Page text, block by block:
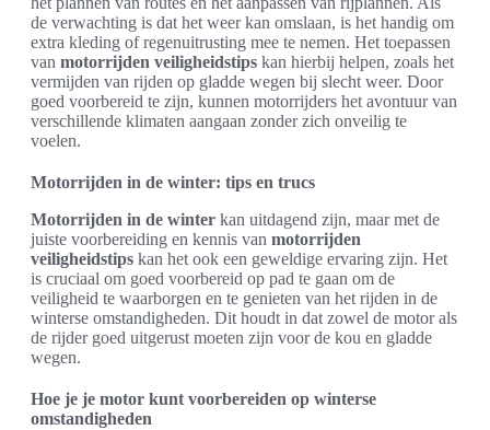
de verwachting is dat het weer kan omslaan, is het handig om
extra kleding of regenuitrusting mee te nemen. Het toepassen
van motorrijden veiligheidstips kan hierbij helpen, zoals het
vermijden van rijden op gladde wegen bij slecht weer. Door
goed voorbereid te zijn, kunnen motorrijders het avontuur van
verschillende klimaten aangaan zonder zich onveilig te
voelen.
Motorrijden in de winter: tips en trucs
Motorrijden in de winter kan uitdagend zijn, maar met de
juiste voorbereiding en kennis van motorrijden
veiligheidstips kan het ook een geweldige ervaring zijn. Het
is cruciaal om goed voorbereid op pad te gaan om de
veiligheid te waarborgen en te genieten van het rijden in de
winterse omstandigheden. Dit houdt in dat zowel de motor als
de rijder goed uitgerust moeten zijn voor de kou en gladde
wegen.
Hoe je je motor kunt voorbereiden op winterse
omstandigheden